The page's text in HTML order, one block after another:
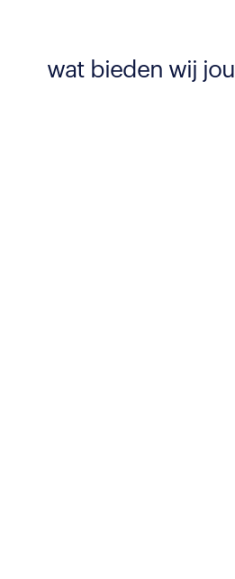
wat bieden wij jou